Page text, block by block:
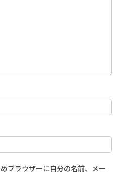
ブラウザーに自分の名前、メー